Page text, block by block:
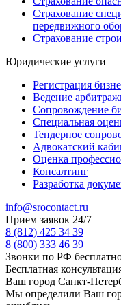
Страхование
передвижного
Страхование
Юридические услуги
Регистрация
Ведение
Сопровождение
Специальная
Тендерное
Адвокатский
Оценка
Консалтинг
Разработка
info@srocontact.ru
Прием заявок 24/7
8 (812) 425 34 39
8 (800) 333 46 39
Звонки по РФ
Бесплатная
Ваш город Санкт-
Мы определили Ваш